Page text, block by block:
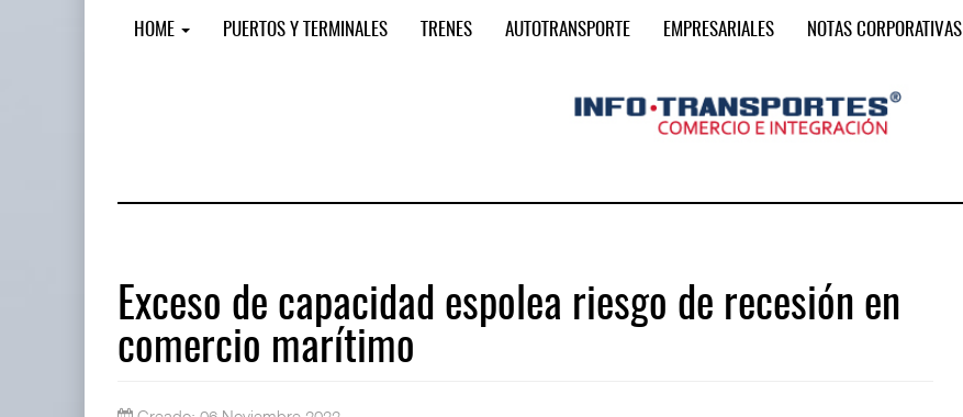
HOME PUERTOS Y TERMINALES TRENES AUTOTRANSPORTE EMPRESARIALES NOTAS CORPORATIVAS
Exceso de capacidad espolea riesgo de recesión en
comercio marítimo
IT-ANÁLISIS: Puerto Lázaro Cárdenas ...